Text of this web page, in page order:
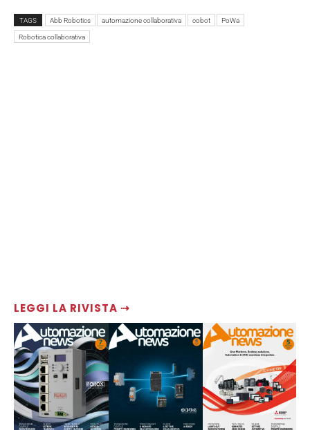
LEGGI LA RIVISTA ⇢
TAGS Abb Robotics automazione collaborativa cobot PoWa
Robotica collaborativa